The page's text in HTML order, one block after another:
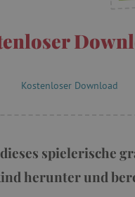
Kostenloser Download
dieses spielerische
herunter und